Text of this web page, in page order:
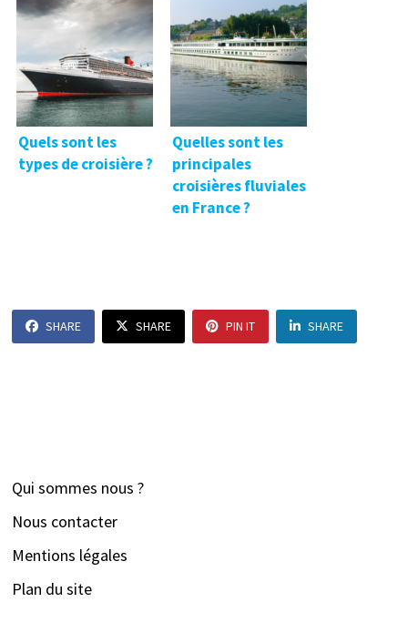
Quels sont les
types de croisière ?
Quelles sont les
principales
croisières fluviales
en France ?
SHARE SHARE PIN IT SHARE
Qui sommes nous ?
Nous contacter
Mentions légales
Plan du site